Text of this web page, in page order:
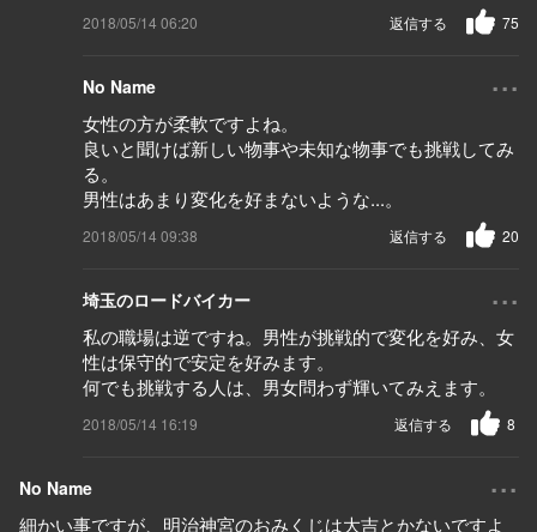
2018/05/14 06:20 75
返信する
No Name ...
女性の方が柔軟ですよね。
良いと聞けば新しい物事や未知な物事でも挑戦してみ
る。
男性はあまり変化を好まないような...。
2018/05/14 09:38 20
返信する
埼玉のロードバイカー ...
私の職場は逆ですね。男性が挑戦的で変化を好み、女
性は保守的で安定を好みます。
何でも挑戦する人は、男女問わず輝いてみえます。
2018/05/14 16:19 8
返信する
No Name ...
細かい事ですが、明治神宮のおみくじは大吉とかないですよ